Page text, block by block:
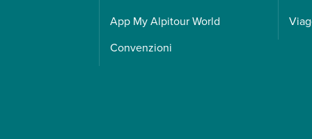
App My Alpitour World
Convenzioni